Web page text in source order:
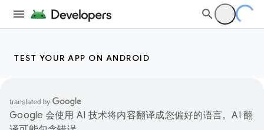
TEST YOUR APP ON ANDROID
Google 会使用 AI 技术将内容翻译成您偏好的语言。AI 翻